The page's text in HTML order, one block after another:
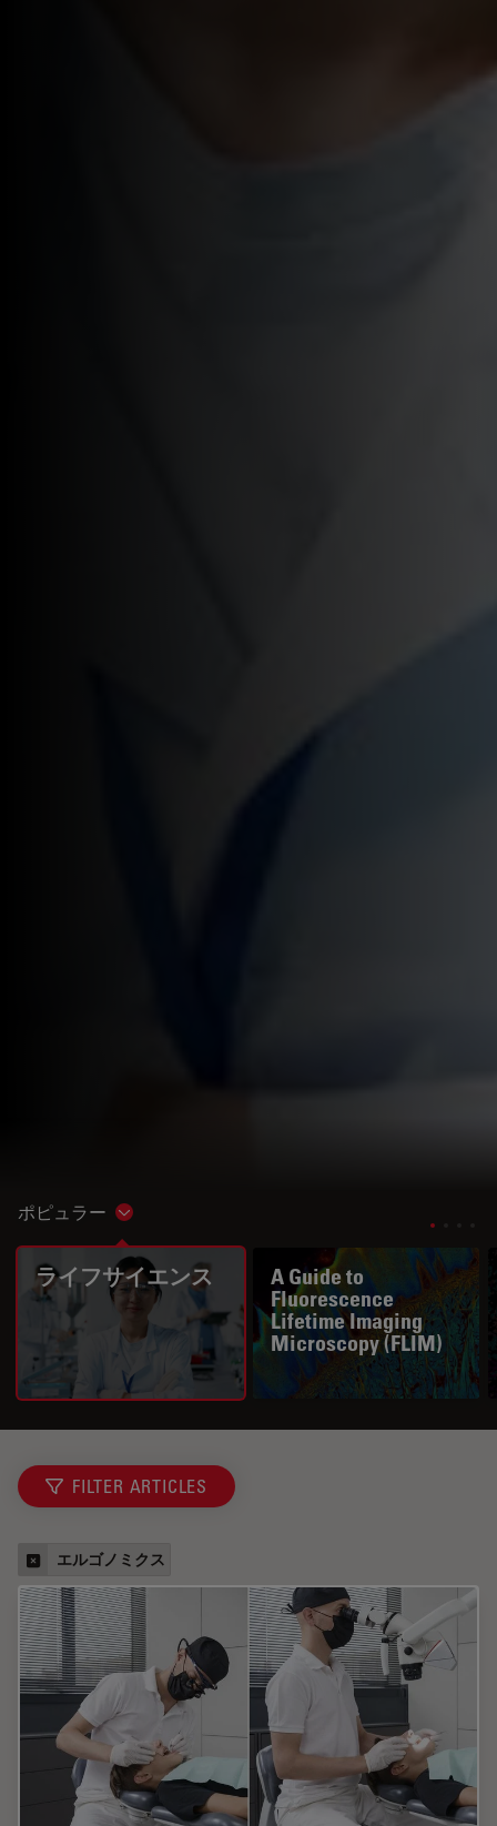
ポピュラー Show subnavigation
ライフサイエンス
A Guide to
Fluorescence
Lifetime Imaging
Microscopy (FLIM)
FILTER ARTICLES
エルゴノミクス